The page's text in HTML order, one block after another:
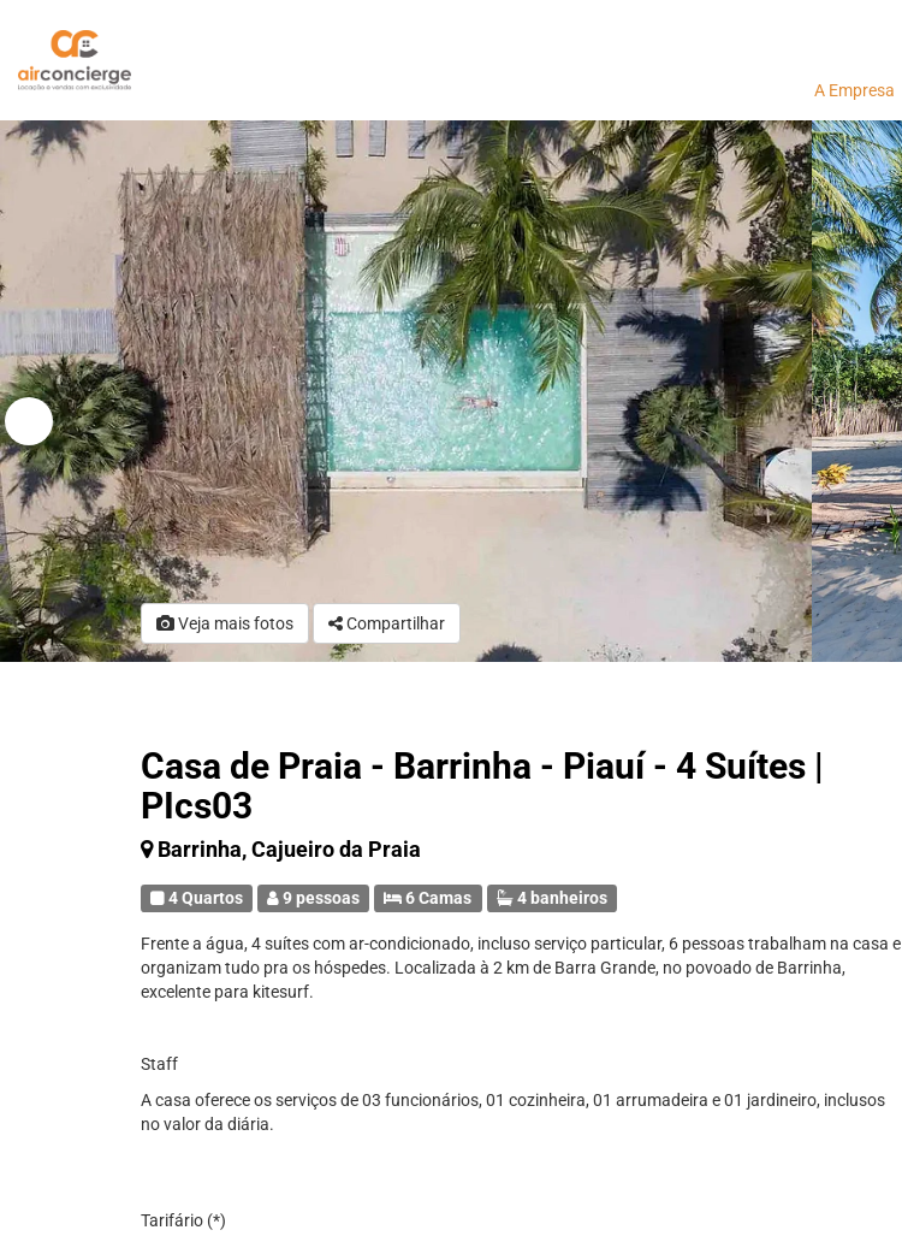
A Empresa
Veja mais fotos Compartilhar
Casa de Praia - Barrinha - Piauí - 4 Suítes |
PIcs03
Barrinha, Cajueiro da Praia
4 Quartos 9 pessoas 6 Camas 4 banheiros
Frente a água, 4 suítes com ar-condicionado, incluso serviço particular, 6 pessoas trabalham na casa e
organizam tudo pra os hóspedes. Localizada à 2 km de Barra Grande, no povoado de Barrinha,
excelente para kitesurf.
Staff
A casa oferece os serviços de 03 funcionários, 01 cozinheira, 01 arrumadeira e 01 jardineiro, inclusos
no valor da diária.
Tarifário (*)